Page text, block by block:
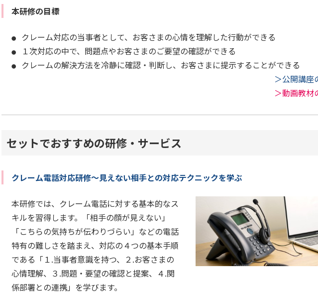
本研修の目標
クレーム対応の当事者として、お客さまの心情を理解した行動ができる
１次対応の中で、問題点やお客さまのご要望の確認ができる
クレームの解決方法を冷静に確認・判断し、お客さまに提示することができる
＞公開講座
＞動画教材
セットでおすすめの研修・サービス
クレーム電話対応研修～見えない相手との対応テクニックを学ぶ
本研修では、クレーム電話に対する基本的なス
キルを習得します。「相手の顔が見えない」
「こちらの気持ちが伝わりづらい」などの電話
特有の難しさを踏まえ、対応の４つの基本手順
である「１.当事者意識を持つ、２.お客さまの
心情理解、３.問題・要望の確認と提案、４.関
係部署との連携」を学びます。